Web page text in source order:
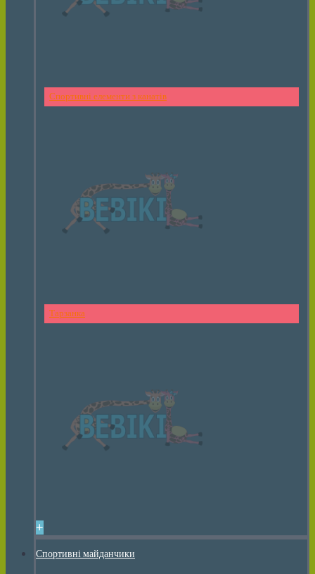
Спортивні елементи з канатів
Тарзанка
+
Спортивні майданчики